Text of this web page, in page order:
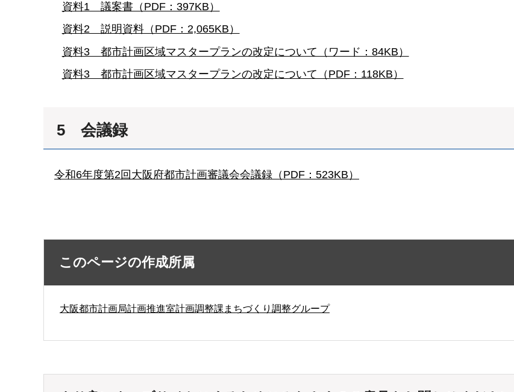
資料1 議案書（PDF：397KB）
資料2 説明資料（PDF：2,065KB）
資料3 都市計画区域マスタープランの改定について（ワード：84KB）
資料3 都市計画区域マスタープランの改定について（PDF：118KB）
5 会議録
令和6年度第2回大阪府都市計画審議会会議録（PDF：523KB）
このページの作成所属
大阪都市計画局計画推進室計画調整課まちづくり調整グループ